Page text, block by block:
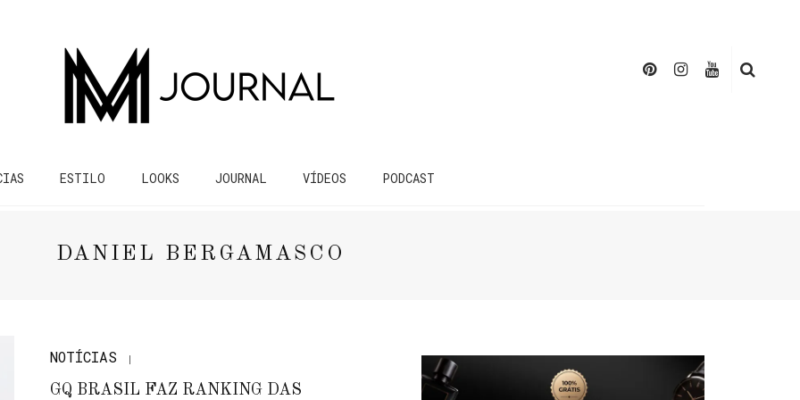
ESTILO LOOKS JOURNAL VÍDEOS PODCAST
DANIEL BERGAMASCO
NOTÍCIAS
GQ BRASIL FAZ RANKING DAS